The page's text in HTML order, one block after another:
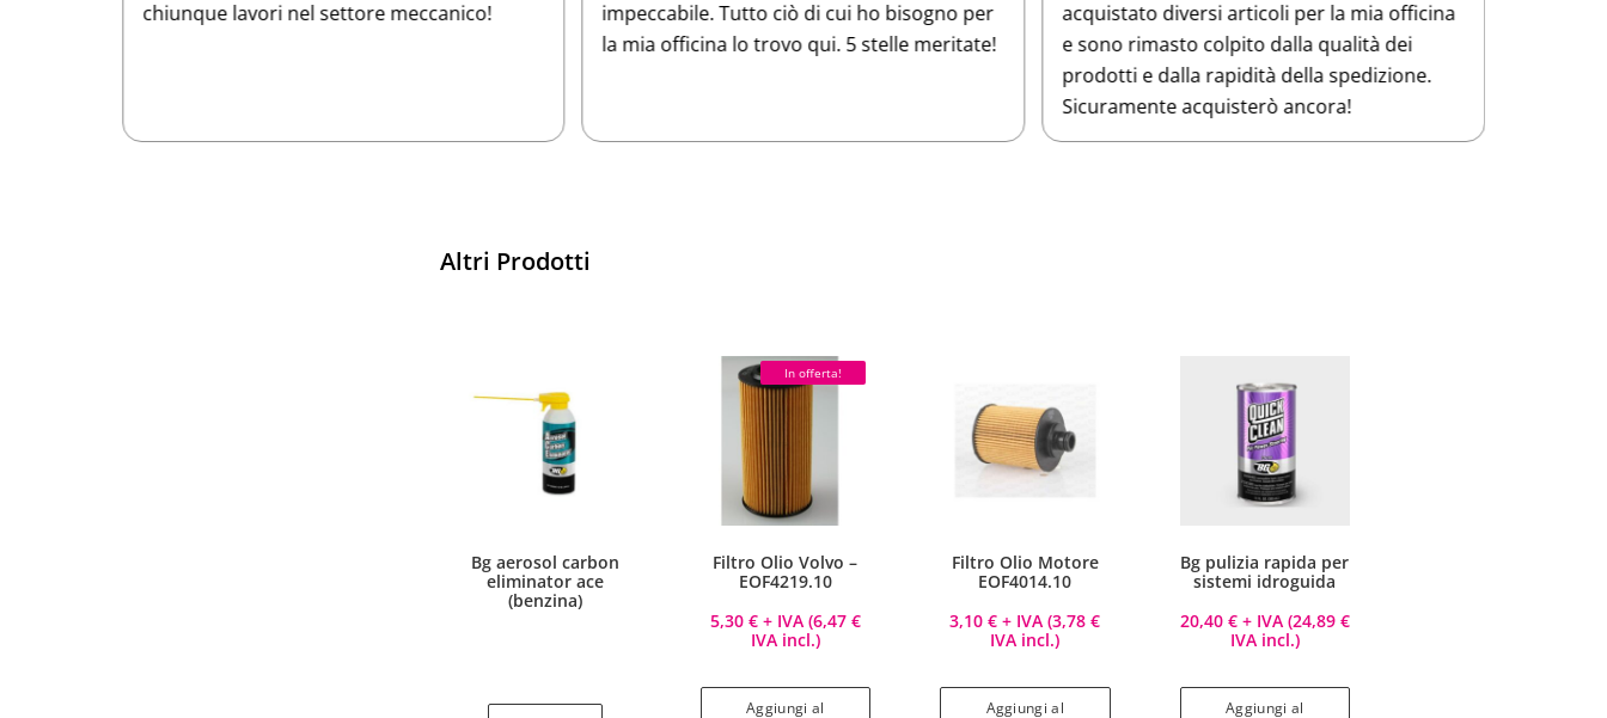
chiunque lavori nel settore meccanico!
impeccabile. Tutto ciò di cui ho bisogno per
la mia officina lo trovo qui. 5 stelle meritate!
acquistato diversi articoli per la mia officina
e sono rimasto colpito dalla qualità dei
prodotti e dalla rapidità della spedizione.
Sicuramente acquisterò ancora!
Altri Prodotti
Bg aerosol carbon
eliminator ace
(benzina)
In offerta!
Filtro Olio Volvo –
EOF4219.10
5,30 €+ IVA (6,47 €
IVA incl.)
Aggiungi al
Filtro Olio Motore
EOF4014.10
3,10€ + IVA (3,78€
IVA incl.)
Aggiungi al
Bg pulizia rapida per
sistemi idroguida
20,40 €+ IVA (24,89 €
IVA incl.)
Aggiungi al